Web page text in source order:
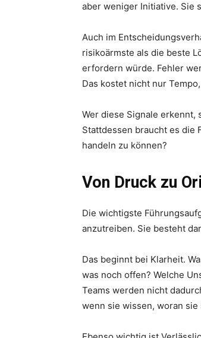
aber weniger Initiative. Sie
Auch im
risikoärmste als die beste
erfordern würde. Fehler
Das kostet nicht nur
Wer diese Signale erkennt,
Stattdessen braucht es die
handeln zu können?
Von Druck zu
Die wichtigste
anzutreiben. Sie besteht
Das beginnt bei Klarheit.
was noch offen? Welche
Teams werden nicht
wenn sie wissen, woran sie